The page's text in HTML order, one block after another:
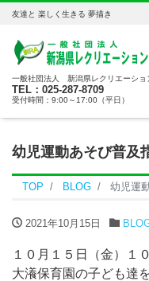
友達と 楽しく生きる 夢描き
一般社団法人 新潟県レクリエーショ
TEL：025-287-8709
受付時間：9:00～17:00（平日）
幼児運動あそび普及
TOP BLOG 幼児運
2021年10月15日
１０月１５日（金）１
大瀁保育園の子ども達